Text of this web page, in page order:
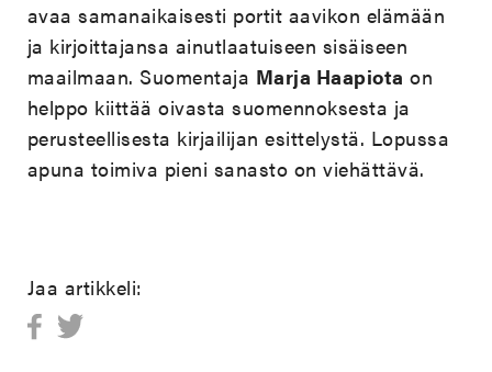
avaa samanaikaisesti portit aavikon elämään
ja kirjoittajansa ainutlaatuiseen sisäiseen
maailmaan. Suomentaja Marja Haapiota on
helppo kiittää oivasta suomennoksesta ja
perusteellisesta kirjailijan esittelystä. Lopussa
apuna toimiva pieni sanasto on viehättävä.
Jaa artikkeli: